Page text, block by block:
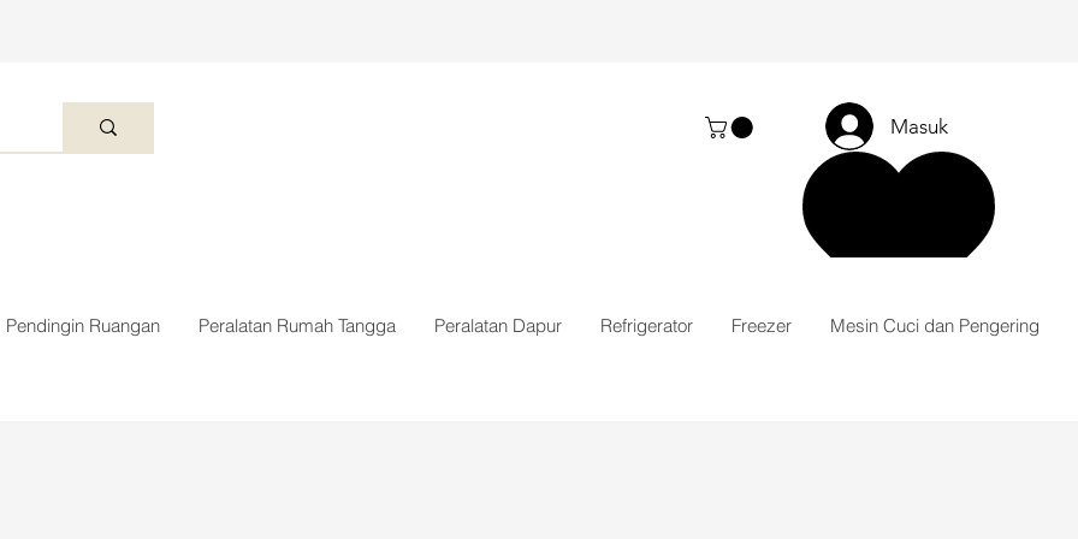
Masuk
Pendingin Ruangan Peralatan Rumah Tangga Peralatan Dapur Refrigerator Freezer Mesin Cuci dan Pengering